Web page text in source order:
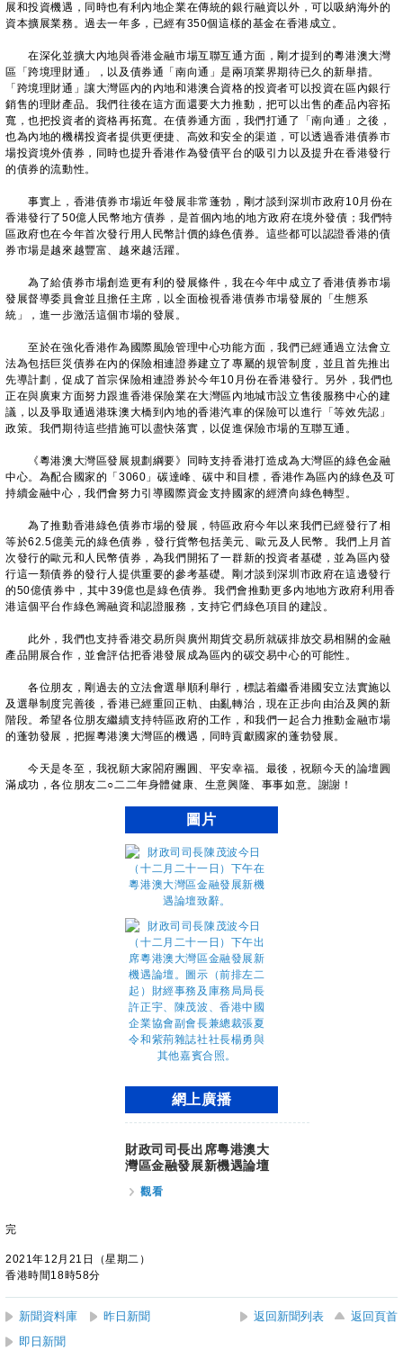
展和投資機遇，同時也有利內地企業在傳統的銀行融資以外，可以吸納海外的
資本擴展業務。過去一年多，已經有350個這樣的基金在香港成立。
在深化並擴大內地與香港金融市場互聯互通方面，剛才提到的粵港澳大灣
區「跨境理財通」，以及債券通「南向通」是兩項業界期待已久的新舉措。
「跨境理財通」讓大灣區內的內地和港澳合資格的投資者可以投資在區內銀行
銷售的理財產品。我們往後在這方面還要大力推動，把可以出售的產品內容拓
寬，也把投資者的資格再拓寬。在債券通方面，我們打通了「南向通」之後，
也為內地的機構投資者提供更便捷、高效和安全的渠道，可以透過香港債券市
場投資境外債券，同時也提升香港作為發債平台的吸引力以及提升在香港發行
的債券的流動性。
事實上，香港債券市場近年發展非常蓬勃，剛才談到深圳市政府10月份在
香港發行了50億人民幣地方債券，是首個內地的地方政府在境外發債；我們特
區政府也在今年首次發行用人民幣計價的綠色債券。這些都可以認證香港的債
券市場是越來越豐富、越來越活躍。
為了給債券市場創造更有利的發展條件，我在今年中成立了香港債券市場
發展督導委員會並且擔任主席，以全面檢視香港債券市場發展的「生態系
統」，進一步激活這個市場的發展。
至於在強化香港作為國際風險管理中心功能方面，我們已經通過立法會立
法為包括巨災債券在內的保險相連證券建立了專屬的規管制度，並且首先推出
先導計劃，促成了首宗保險相連證券於今年10月份在香港發行。另外，我們也
正在與廣東方面努力跟進香港保險業在大灣區內地城市設立售後服務中心的建
議，以及爭取通過港珠澳大橋到內地的香港汽車的保險可以進行「等效先認」
政策。我們期待這些措施可以盡快落實，以促進保險市場的互聯互通。
《粵港澳大灣區發展規劃綱要》同時支持香港打造成為大灣區的綠色金融
中心。為配合國家的「3060」碳達峰、碳中和目標，香港作為區內的綠色及可
持續金融中心，我們會努力引導國際資金支持國家的經濟向綠色轉型。
為了推動香港綠色債券市場的發展，特區政府今年以來我們已經發行了相
等於62.5億美元的綠色債券，發行貨幣包括美元、歐元及人民幣。我們上月首
次發行的歐元和人民幣債券，為我們開拓了一群新的投資者基礎，並為區內發
行這一類債券的發行人提供重要的參考基礎。剛才談到深圳市政府在這邊發行
的50億債券中，其中39億也是綠色債券。我們會推動更多內地地方政府利用香
港這個平台作綠色籌融資和認證服務，支持它們綠色項目的建設。
此外，我們也支持香港交易所與廣州期貨交易所就碳排放交易相關的金融
產品開展合作，並會評估把香港發展成為區內的碳交易中心的可能性。
各位朋友，剛過去的立法會選舉順利舉行，標誌着繼香港國安立法實施以
及選舉制度完善後，香港已經重回正軌、由亂轉治，現在正步向由治及興的新
階段。希望各位朋友繼續支持特區政府的工作，和我們一起合力推動金融市場
的蓬勃發展，把握粵港澳大灣區的機遇，同時貢獻國家的蓬勃發展。
今天是冬至，我祝願大家閤府團圓、平安幸福。最後，祝願今天的論壇圓
滿成功，各位朋友二○二二年身體健康、生意興隆、事事如意。謝謝！
圖片
網上廣播
財政司司長出席粵港澳大
灣區金融發展新機遇論壇
觀看
完
2021年12月21日（星期二）
香港時間18時58分
新聞資料庫 昨日新聞 返回新聞列表
返回頁首
即日新聞